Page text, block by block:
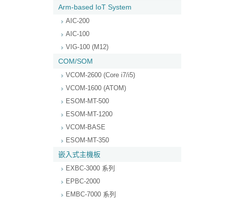
Arm-based IoT System
AIC-200
AIC-100
VIG-100 (M12)
COM/SOM
VCOM-2600 (Core i7/i5)
VCOM-1600 (ATOM)
ESOM-MT-500
ESOM-MT-1200
VCOM-BASE
ESOM-MT-350
嵌入式主機板
EXBC-3000 系列
EPBC-2000
EMBC-7000 系列